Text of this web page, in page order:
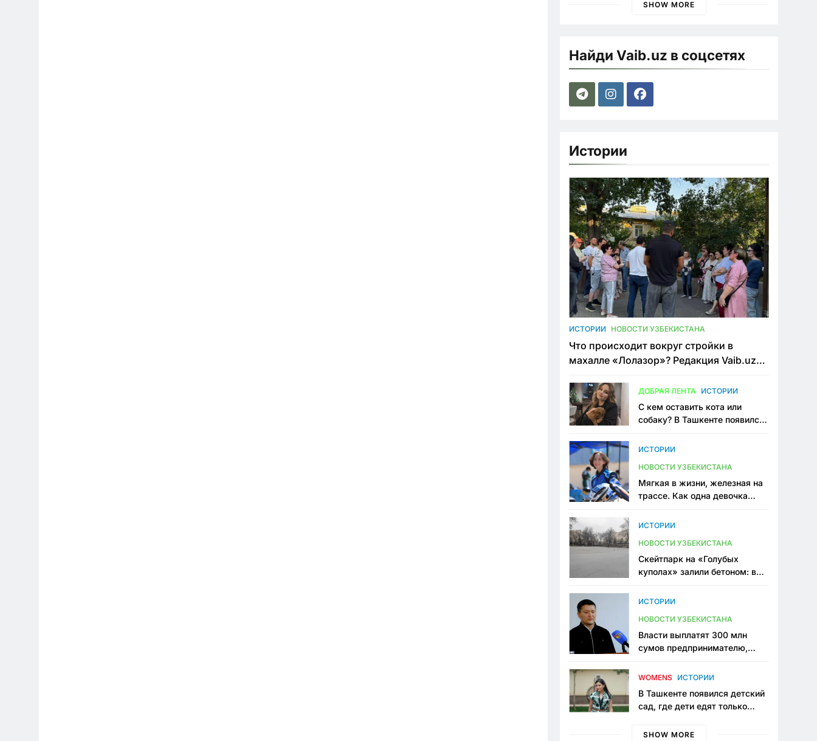
SHOW MORE
Найди Vaib.uz в соцсетях
Истории
ИСТОРИИ НОВОСТИ УЗБЕКИСТАНА
Что происходит вокруг стройки в
махалле «Лолазор»? Редакция Vaib.uz
конфликта
ДОБРАЯ ЛЕНТА ИСТОРИИ
С кем оставить кота или
собаку? В Ташкенте появился
ИСТОРИИ
НОВОСТИ УЗБЕКИСТАНА
Мягкая в жизни, железная на
трассе. Как одна девочка
Узбекистане
ИСТОРИИ
НОВОСТИ УЗБЕКИСТАНА
Скейтпарк на «Голубых
куполах» залили бетоном: в
одно общественное
ИСТОРИИ
НОВОСТИ УЗБЕКИСТАНА
Власти выплатят 300 млн
сумов предпринимателю,
тюрьме по незаконному
WOMENS ИСТОРИИ
В Ташкенте появился детский
сад, где дети едят только
мама, которая устала просить
SHOW MORE